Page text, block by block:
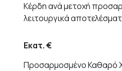
Κέρδη ανά μετοχή
λειτουργικά
Εκατ.€
Προσαρμοσμένο Καθαρό